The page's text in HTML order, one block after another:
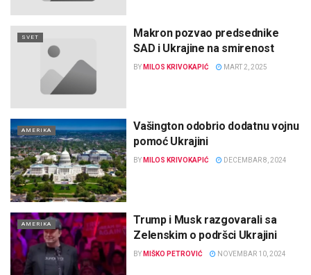
SVET
Makron pozvao predsednike
SAD i Ukrajine na smirenost
BY MILOS KRIVOKAPIĆ MART 2, 2025
AMERIKA
Vašington odobrio dodatnu vojnu
pomoć Ukrajini
BY MILOS KRIVOKAPIĆ DECEMBAR 8, 2024
AMERIKA
Trump i Musk razgovarali sa
Zelenskim o podršci Ukrajini
BY MIŠKO PETROVIĆ NOVEMBAR 10, 2024